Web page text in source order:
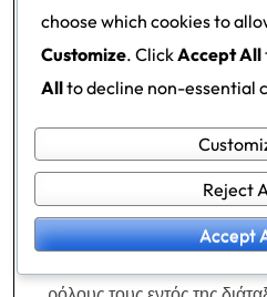
Για να δημιουργήσετε ένα
προπονητικό σχέδιο για τη
ξεκινήστε καθορίζοντας
προπόνησης.
ατομικών δεξιοτήτων, την
τακτικών και την προώθηση
Ενσωματώστε ασκήσεις που
choose which cookies to
Customize. ClickAccept All
Allto decline non-essential
Reject
Accept